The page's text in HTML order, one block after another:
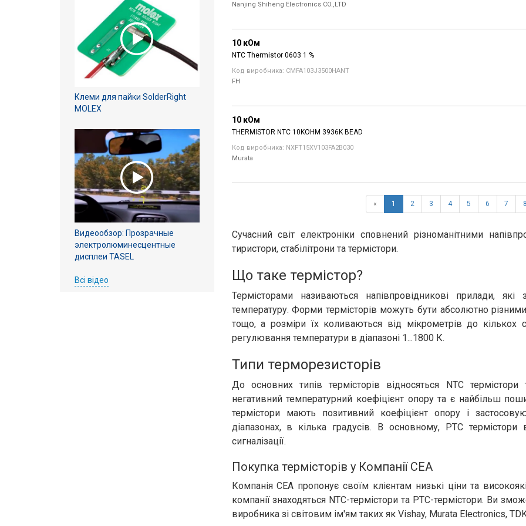
Nanjing Shiheng Electronics CO.,LTD
10 кОм
NTC Thermistor 0603 1 %
Код виробника: CMFA103J3500HANT
FH
10 кОм
THERMISTOR NTC 10KOHM 3936K BEAD
Код виробника: NXFT15XV103FA2B030
Murata
« 1 2 3 4 5 6 7
Сучасний світ електроніки сповнений різноманітними
тиристори, стабілітрони та термістори.
Що таке термістор?
Термісторами називаються напівпровідникові прилади,
температуру. Форми термісторів можуть бути абсолютно
тощо, а розміри їх коливаються від мікрометрів до кількох
регулювання температури в діапазоні 1...1800 К.
Типи терморезисторів
До основних типів термісторів відносяться NTC
негативний температурний коефіцієнт опору та є найбільш
термістори мають позитивний коефіцієнт опору і
діапазонах, в кілька градусів. В основному, PTC
сигналізації.
Покупка термісторів у Компанії СЕА
Компанія СЕА пропонує своїм клієнтам низькі ціни та
компанії знаходяться NTC-термістори та PTC-термістори. Ви
виробника зі світовим ім'ям таких як Vishay, Murata Electronics,
Клеми для пайки SolderRight
MOLEX
Видеообзор: Прозрачные
электролюминесцентные
дисплеи TASEL
Всі відео